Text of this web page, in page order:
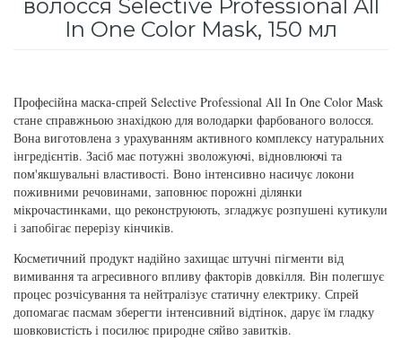
волосся Selective Professional All
In One Color Mask, 150 мл
Професійна маска-спрей Selective Professional All In One Color Mask
стане справжньою знахідкою для володарки фарбованого волосся.
Вона виготовлена з урахуванням активного комплексу натуральних
інгредієнтів. Засіб має потужні зволожуючі, відновлюючі та
пом'якшувальні властивості. Воно інтенсивно насичує локони
поживними речовинами, заповнює порожні ділянки
мікрочастинками, що реконструюють, згладжує розпушені кутикули
і запобігає перерізу кінчиків.
Косметичний продукт надійно захищає штучні пігменти від
вимивання та агресивного впливу факторів довкілля. Він полегшує
процес розчісування та нейтралізує статичну електрику. Спрей
допомагає пасмам зберегти інтенсивний відтінок, дарує їм гладку
шовковистість і посилює природне сяйво завитків.
Кошти від лупи
Шампунь для волосся
для інтенсивного зволоження
Subtil Color Lab Maitrise Parfaite – Серія для
кучерявого волосся
Subtil Color Lab Regeneration Absolue – Серія
для відновлення волосся
Subtil Color Lab Volume Intense – Серія для
об'єму тонкого волосся
Subtil Design - Серія стайлінг та ніжний
Revlon Professional
Selective Professional
Sezavi
Subrina Professional
Subtil
Technique